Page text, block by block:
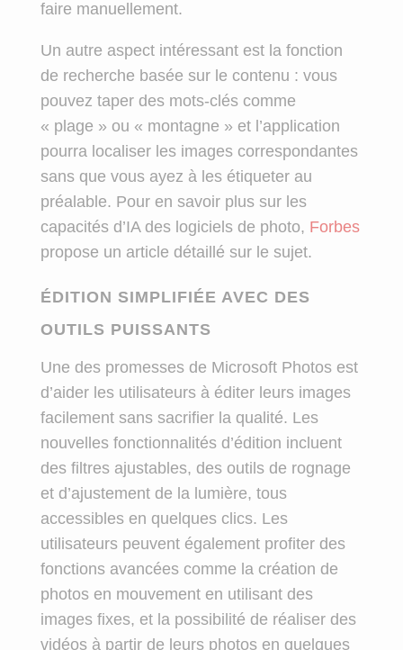
faire manuellement.
Un autre aspect intéressant est la fonction
de recherche basée sur le contenu : vous
pouvez taper des mots-clés comme
« plage » ou « montagne » et l’application
pourra localiser les images correspondantes
sans que vous ayez à les étiqueter au
préalable. Pour en savoir plus sur les
capacités d’IA des logiciels de photo, Forbes
propose un article détaillé sur le sujet.
ÉDITION SIMPLIFIÉE AVEC DES
OUTILS PUISSANTS
Une des promesses de Microsoft Photos est
d’aider les utilisateurs à éditer leurs images
facilement sans sacrifier la qualité. Les
nouvelles fonctionnalités d’édition incluent
des filtres ajustables, des outils de rognage
et d’ajustement de la lumière, tous
accessibles en quelques clics. Les
utilisateurs peuvent également profiter des
fonctions avancées comme la création de
photos en mouvement en utilisant des
images fixes, et la possibilité de réaliser des
vidéos à partir de leurs photos en quelques